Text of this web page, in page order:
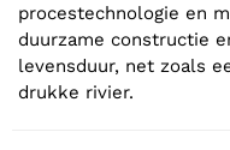
procestechnologie en
duurzame constructie
levensduur, net zoals
drukke rivier.